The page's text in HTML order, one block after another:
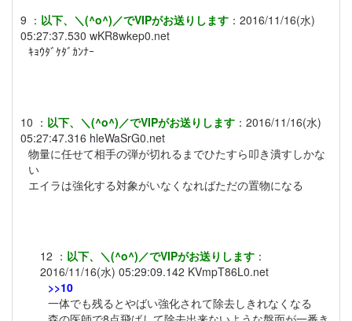
9 ： 以下、＼(^o^)／でVIPがお送りします ： 2016/11/16(水)
05:27:37.530 wKR8wkep0.net
ｷｮｳﾀﾞｹﾀﾞｶﾝﾅｰ
10 ： 以下、＼(^o^)／でVIPがお送りします ： 2016/11/16(水)
05:27:47.316 hleWaSrG0.net
物量に任せて相手の弾が切れるまでひたすら叩き潰すしかな
い
エイラは強化する対象がいなくなればただの置物になる
12 ： 以下、＼(^o^)／でVIPがお送りします ：
2016/11/16(水) 05:29:09.142 KVmpT86L0.net
>>10
一体でも残るとやばい強化されて除去しきれなくなる